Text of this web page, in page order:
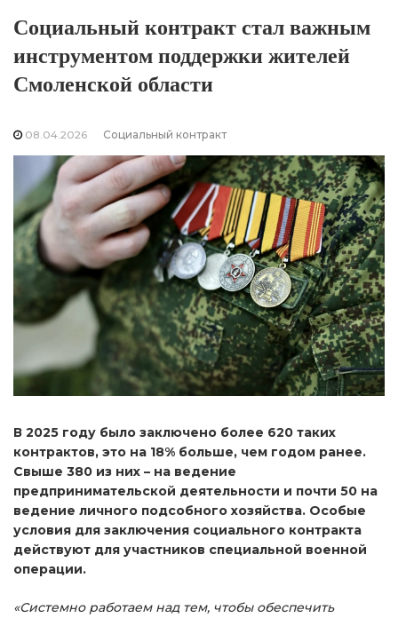
Социальный контракт стал важным
инструментом поддержки жителей
Смоленской области
08.04.2026 Социальный контракт
В 2025 году было заключено более 620 таких
контрактов, это на 18% больше, чем годом ранее.
Свыше 380 из них – на ведение
предпринимательской деятельности и почти 50 на
ведение личного подсобного хозяйства. Особые
условия для заключения социального контракта
действуют для участников специальной военной
операции.
«Системно работаем над тем, чтобы обеспечить